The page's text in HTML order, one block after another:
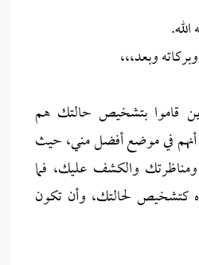
وبعد،،،
قاموا بتشخيص حالتك هم
في موضع أفضل مني، حيث
والكشف عليك، فما
كتشخيص لحالتك، وأن تكون